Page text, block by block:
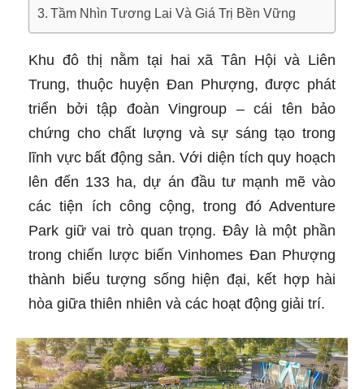
Tầm Nhìn Tương Lai Và Giá Trị Bền Vững
Khu đô thị nằm tại hai xã Tân Hội và Liên
Trung, thuộc huyện Đan Phượng, được phát
triển bởi tập đoàn Vingroup – cái tên bảo
chứng cho chất lượng và sự sáng tạo trong
lĩnh vực bất động sản. Với diện tích quy hoạch
lên đến 133 ha, dự án đầu tư mạnh mẽ vào
các tiện ích công cộng, trong đó Adventure
Park giữ vai trò quan trọng. Đây là một phần
trong chiến lược biến Vinhomes Đan Phượng
thành biểu tượng sống hiện đại, kết hợp hài
hòa giữa thiên nhiên và các hoạt động giải trí.